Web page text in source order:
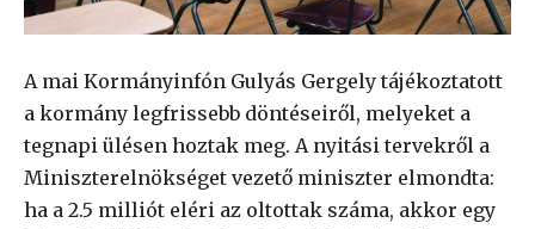
A mai Kormányinfón Gulyás Gergely tájékoztatott
a kormány legfrissebb döntéseiről, melyeket a
tegnapi ülésen hoztak meg. A nyitási tervekről a
Miniszterelnökséget vezető miniszter elmondta:
ha a 2.5 milliót eléri az oltottak száma, akkor egy